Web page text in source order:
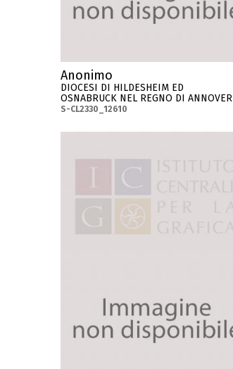
Anonimo
DIOCESI DI HILDESHEIM ED
OSNABRUCK NEL REGNO DI ANNOVER
S-CL2330_12610